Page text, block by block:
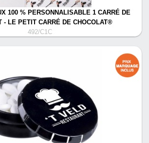
100 % PERSONNALISABLE 1 CARRÉ DE
- LE PETIT CARRÉ DE CHOCOLAT®
492/C1C